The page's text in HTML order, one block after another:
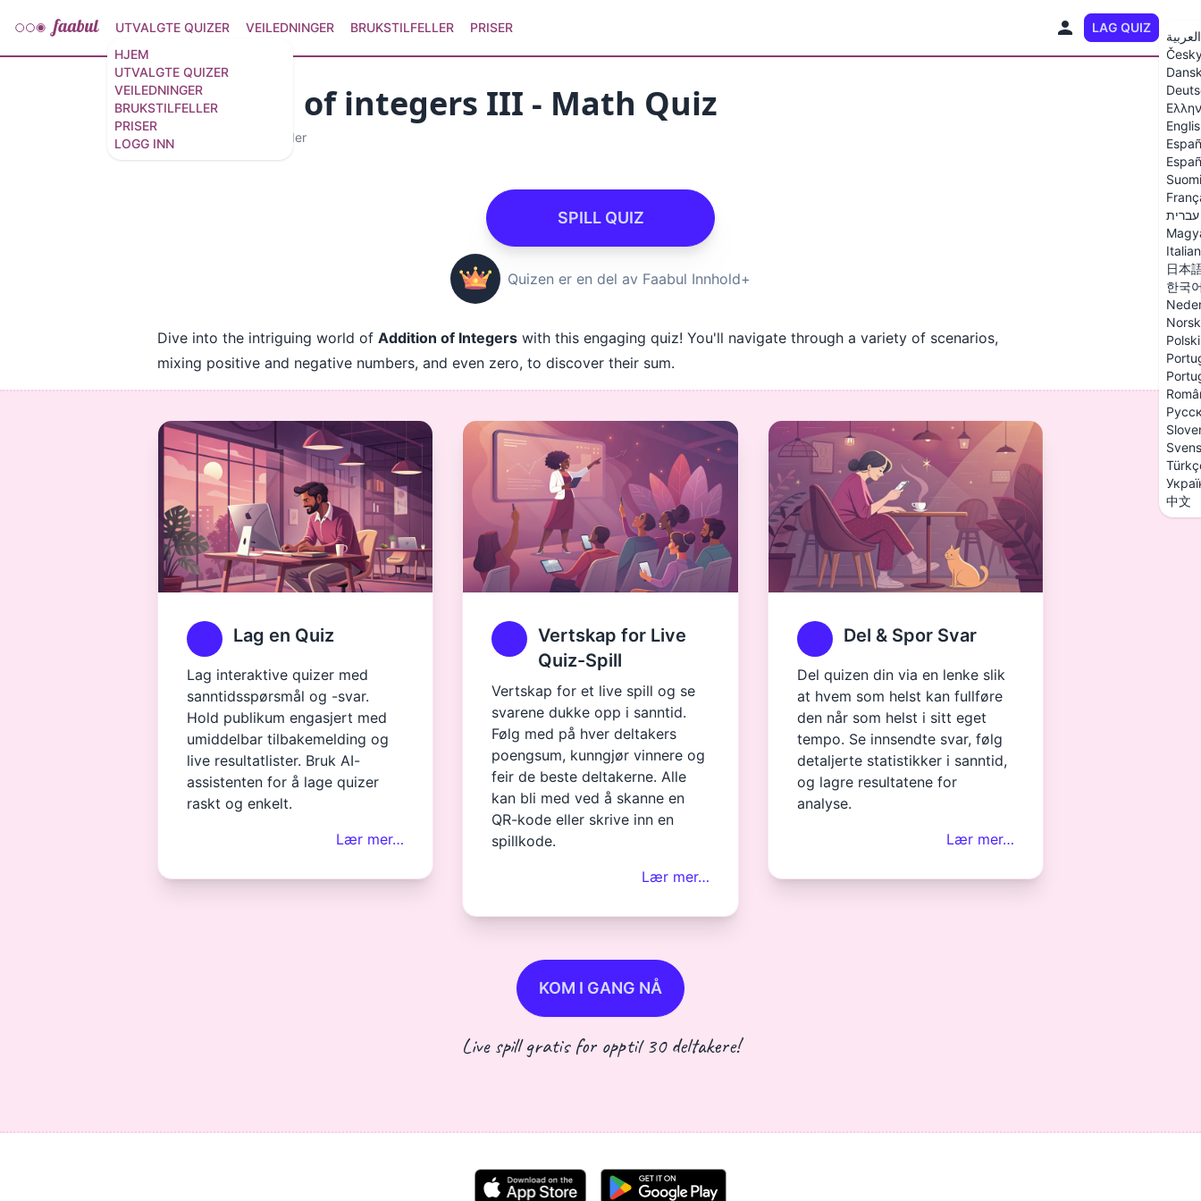
HJEM
UTVALGTE QUIZER
VEILEDNINGER
BRUKSTILFELLER
PRISER
LOGG INN
UTVALGTE QUIZER VEILEDNINGER BRUKSTILFELLER PRISER LAG QUIZ
العربية
Suomi
עברית
日本
한국
Norsk
Polski
中文
Addition of integers III - Math Quiz
15 spørsmål 16 lysbilder
SPILL QUIZ
Quizen er en del av Faabul Innhold+
Dive into the intriguing world of Addition of Integers with this engaging quiz! You'll navigate through a variety of scenarios,
mixing positive and negative numbers, and even zero, to discover their sum.
Lag en Quiz
Lag interaktive quizer med
sanntidsspørsmål og -svar.
Hold publikum engasjert med
umiddelbar tilbakemelding og
live resultatlister. Bruk AI-
assistenten for å lage quizer
raskt og enkelt.
Lær mer…
Vertskap for Live
Quiz-Spill
Vertskap for et live spill og se
svarene dukke opp i sanntid.
Følg med på hver deltakers
poengsum, kunngjør vinnere og
feir de beste deltakerne. Alle
kan bli med ved å skanne en
QR-kode eller skrive inn en
spillkode.
Lær mer…
Del & Spor Svar
Del quizen din via en lenke slik
at hvem som helst kan fullføre
den når som helst i sitt eget
tempo. Se innsendte svar, følg
detaljerte statistikker i sanntid,
og lagre resultatene for
analyse.
Lær mer…
KOM I GANG NÅ
Live spill gratis for opptil 30 deltakere!